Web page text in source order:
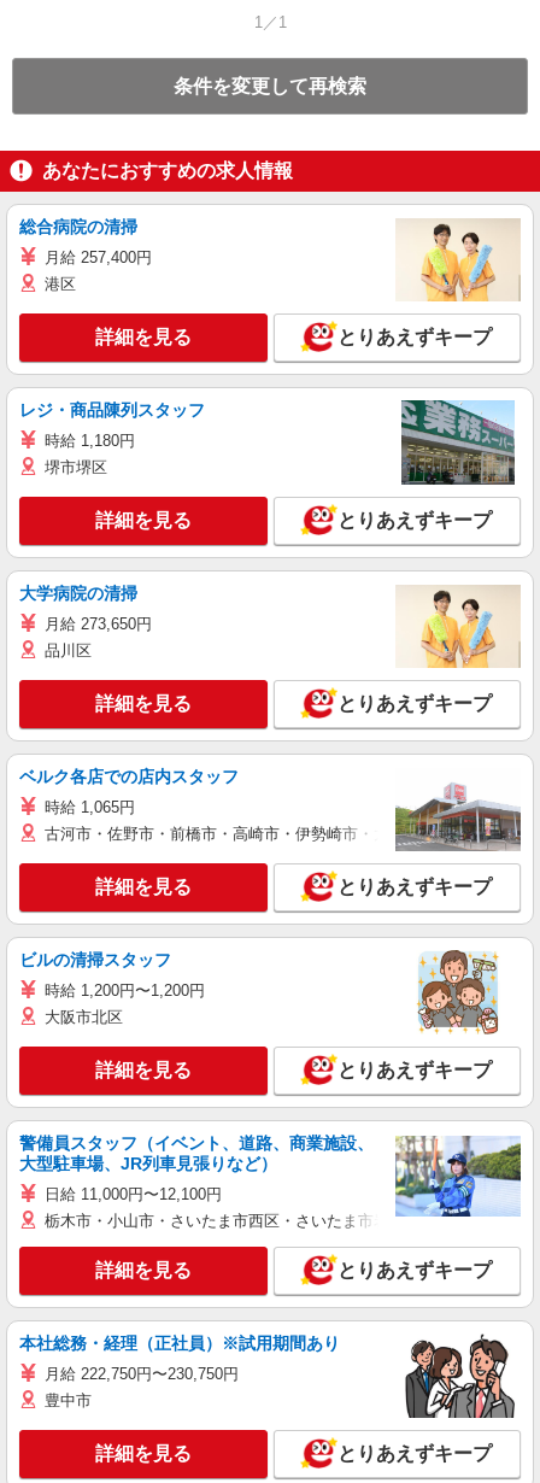
1／1
条件を変更して再検索
あなたにおすすめの求人情報
総合病院の清掃
月給 257,400円
港区
詳細を見る とりあえずキープ
レジ・商品陳列スタッフ
時給 1,180円
堺市堺区
詳細を見る とりあえずキープ
大学病院の清掃
月給 273,650円
品川区
詳細を見る とりあえずキープ
ベルク各店での店内スタッフ
時給 1,065円
古河市・佐野市・前橋市・高崎市・伊勢崎市・太田市・館林市・藤
詳細を見る とりあえずキープ
ビルの清掃スタッフ
時給 1,200円〜1,200円
大阪市北区
詳細を見る とりあえずキープ
警備員スタッフ（イベント、道路、商業施設、
大型駐車場、JR列車見張りなど）
日給 11,000円〜12,100円
栃木市・小山市・さいたま市西区・さいたま市岩槻区・久喜市・蓮田
詳細を見る とりあえずキープ
本社総務・経理（正社員）※試用期間あり
月給 222,750円〜230,750円
豊中市
詳細を見る とりあえずキープ